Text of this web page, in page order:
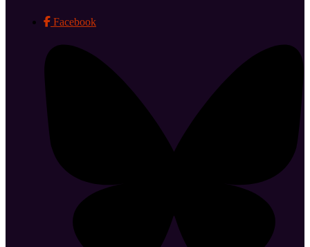
Facebook